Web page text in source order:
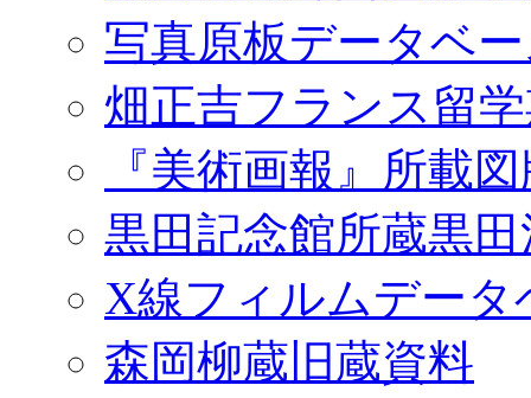
写真原板データベ
畑正吉フランス留
『美術画報』所載
黒田記念館所蔵黒
X線フィルムデータ
森岡柳蔵旧蔵資料